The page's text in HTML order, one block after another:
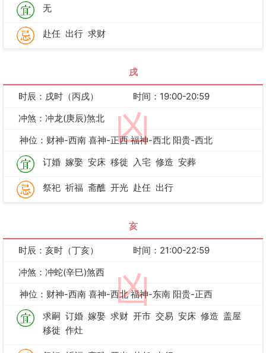
无
赴任 出行 求财
戌
凶
时辰：戌时（丙戌）
时间：19:00-20:59
冲煞：冲龙(庚辰)煞北
神位：财神-西南 喜神-正西 福神-西北 阳贵-西北
订婚 嫁娶 安床 移徙 入宅 修造 安葬
祭祀 祈福 斋醮 开光 赴任 出行
亥
凶
时辰：亥时（丁亥）
时间：21:00-22:59
冲煞：冲蛇(辛巳)煞西
神位：财神-西南 喜神-西北 福神-东南 阳贵-正西
求嗣 订婚 嫁娶 求财 开市 交易 安床 修造 盖屋
移徙 作灶